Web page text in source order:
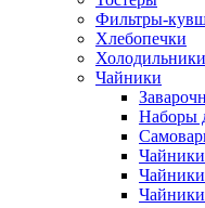
Фильтры-
Хлебопечки
Холодильники
Чайники
Наборы
Чайники
Чайники